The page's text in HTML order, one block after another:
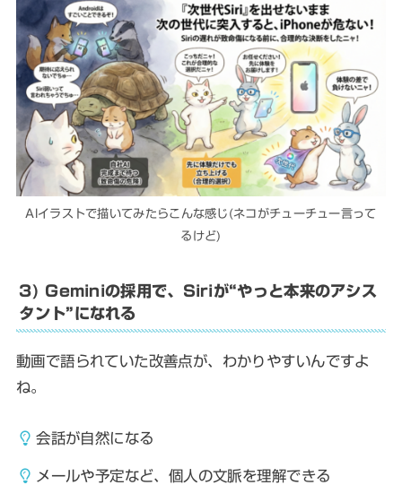
AIイラストで描いてみたらこんな感じ(ネコがチューチュー言って
るけど)
3) Geminiの採用で、Siriが“やっと本来のアシス
タント”になれる
動画で語られていた改善点が、わかりやすいんですよ
ね。
会話が自然になる
メールや予定など、個人の文脈を理解できる